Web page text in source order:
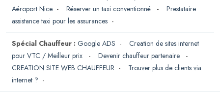
Aéroport Nice - Réserver un taxi conventionné - Prestataire
assistance taxi pour les assurances -
Spécial Chauffeur : Google ADS - Creation de sites internet
pour VTC / Meilleur prix
- Devenir chauffeur partenaire
-
CREATION SITE WEB CHAUFFEUR - Trouver plus de clients via
internet ? -